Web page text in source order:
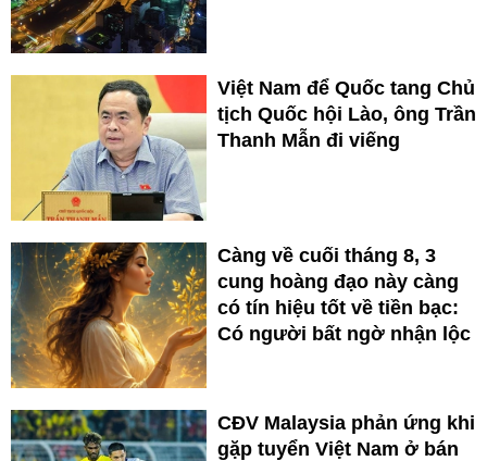
Việt Nam để Quốc tang Chủ
tịch Quốc hội Lào, ông Trần
Thanh Mẫn đi viếng
Càng về cuối tháng 8, 3
cung hoàng đạo này càng
có tín hiệu tốt về tiền bạc:
Có người bất ngờ nhận lộc
CĐV Malaysia phản ứng khi
gặp tuyển Việt Nam ở bán